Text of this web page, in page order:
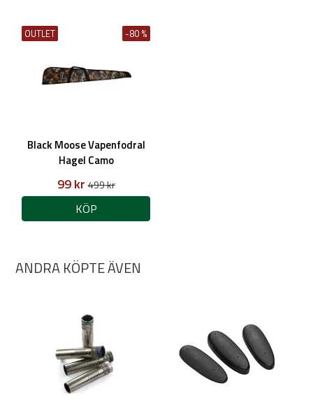
OUTLET -80 %
Black Moose Vapenfodral
Hagel Camo
99 kr499 kr
KÖP
ANDRA KÖPTE ÄVEN